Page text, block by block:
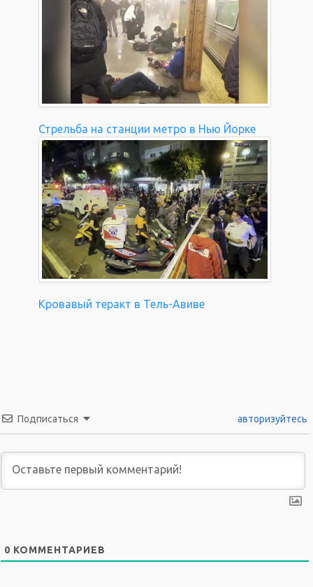
Стрельба на станции метро в Нью Йорке
Кровавый теракт в Тель-Авиве
Подписаться авторизуйтесь
0 КОММЕНТАРИЕВ